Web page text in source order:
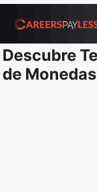
para
conteúdo
Descubre
de Monedas